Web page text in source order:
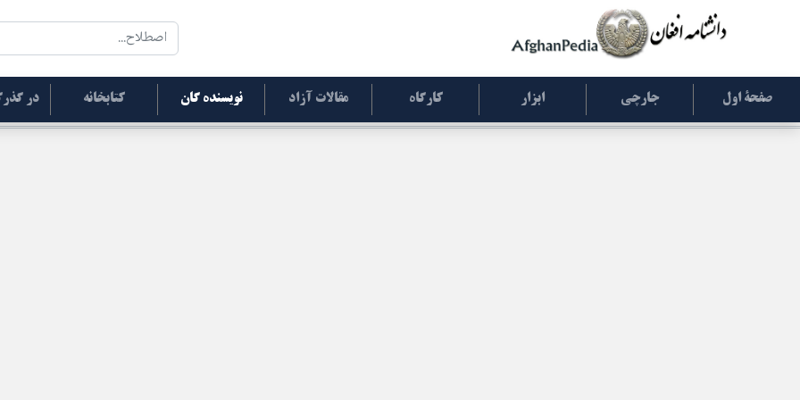
صفحۀ اول جارچی ابزار کارگاه مقالات آزاد نویسنده گان کتابخانه در